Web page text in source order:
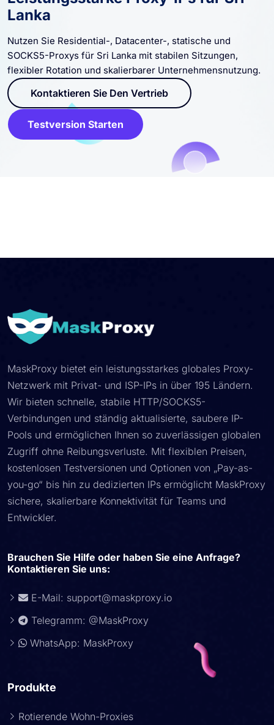
Lanka
Nutzen Sie Residential-, Datacenter-, statische und
SOCKS5-Proxys für Sri Lanka mit stabilen Sitzungen,
flexibler Rotation und skalierbarer Unternehmensnutzung.
Kontaktieren Sie Den Vertrieb
Testversion Starten
MaskProxy bietet ein leistungsstarkes globales Proxy-
Netzwerk mit Privat- und ISP-IPs in über 195 Ländern.
Wir bieten schnelle, stabile HTTP/SOCKS5-
Verbindungen und ständig aktualisierte, saubere IP-
Pools und ermöglichen Ihnen so zuverlässigen globalen
Zugriff ohne Reibungsverluste. Mit flexiblen Preisen,
kostenlosen Testversionen und Optionen von „Pay-as-
you-go“ bis hin zu dedizierten IPs ermöglicht MaskProxy
sichere, skalierbare Konnektivität für Teams und
Entwickler.
Brauchen Sie Hilfe oder haben Sie eine Anfrage?
Kontaktieren Sie uns:
E-Mail: support@maskproxy.io
Telegramm: @MaskProxy
WhatsApp: MaskProxy
Produkte
Rotierende Wohn-Proxies